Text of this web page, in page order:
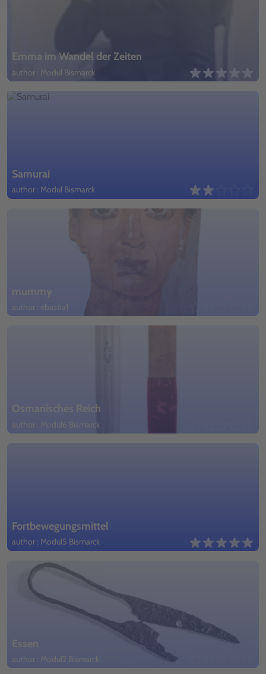
Emma im Wandel der Zeiten
author : Modul Bismarck
Samurai
author : Modul Bismarck
mummy
author : ebastia1
Osmanisches Reich
author : Modul6 Bismarck
Fortbewegungsmittel
author : Modul5 Bismarck
Essen
author : Modul2 Bismarck